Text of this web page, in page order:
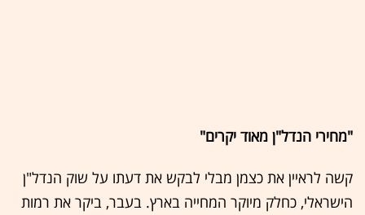
"מחירי הנדל"ן מאוד יקרים"
קשה לראיין את כצמן מבלי לבקש את דעתו על שוק הנדל"ן
הישראלי, כחלק מיוקר המחייה בארץ. בעבר, ביקר את רמות